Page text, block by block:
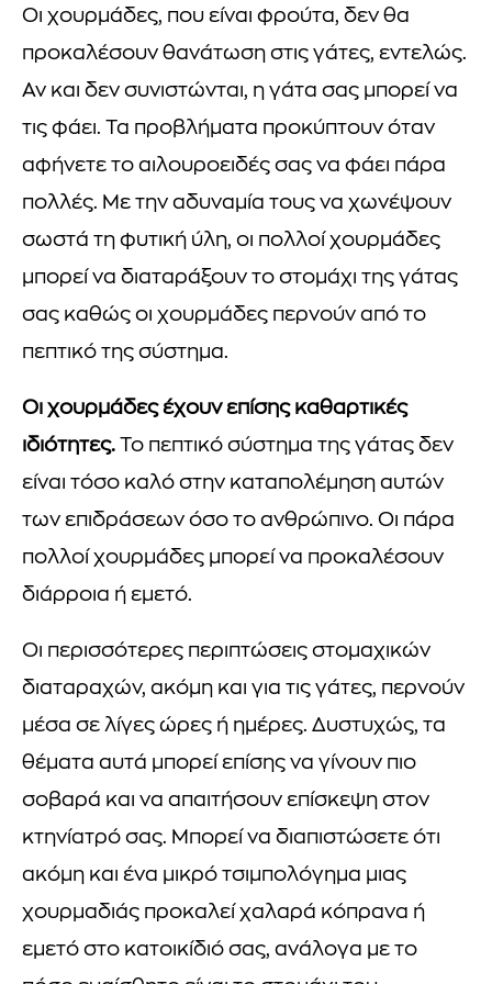
Οι χουρμάδες, που είναι φρούτα, δεν θα
προκαλέσουν θανάτωση στις γάτες, εντελώς.
Αν και δεν συνιστώνται, η γάτα σας μπορεί να
τις φάει. Τα προβλήματα προκύπτουν όταν
αφήνετε το αιλουροειδές σας να φάει πάρα
πολλές. Με την αδυναμία τους να χωνέψουν
σωστά τη φυτική ύλη, οι πολλοί χουρμάδες
μπορεί να διαταράξουν το στομάχι της γάτας
σας καθώς οι χουρμάδες περνούν από το
πεπτικό της σύστημα.
Οι χουρμάδες έχουν επίσης καθαρτικές
ιδιότητες. Το πεπτικό σύστημα της γάτας δεν
είναι τόσο καλό στην καταπολέμηση αυτών
των επιδράσεων όσο το ανθρώπινο. Οι πάρα
πολλοί χουρμάδες μπορεί να προκαλέσουν
διάρροια ή εμετό.
Οι περισσότερες περιπτώσεις στομαχικών
διαταραχών, ακόμη και για τις γάτες, περνούν
μέσα σε λίγες ώρες ή ημέρες. Δυστυχώς, τα
θέματα αυτά μπορεί επίσης να γίνουν πιο
σοβαρά και να απαιτήσουν επίσκεψη στον
κτηνίατρό σας. Μπορεί να διαπιστώσετε ότι
ακόμη και ένα μικρό τσιμπολόγημα μιας
χουρμαδιάς προκαλεί χαλαρά κόπρανα ή
εμετό στο κατοικίδιό σας, ανάλογα με το